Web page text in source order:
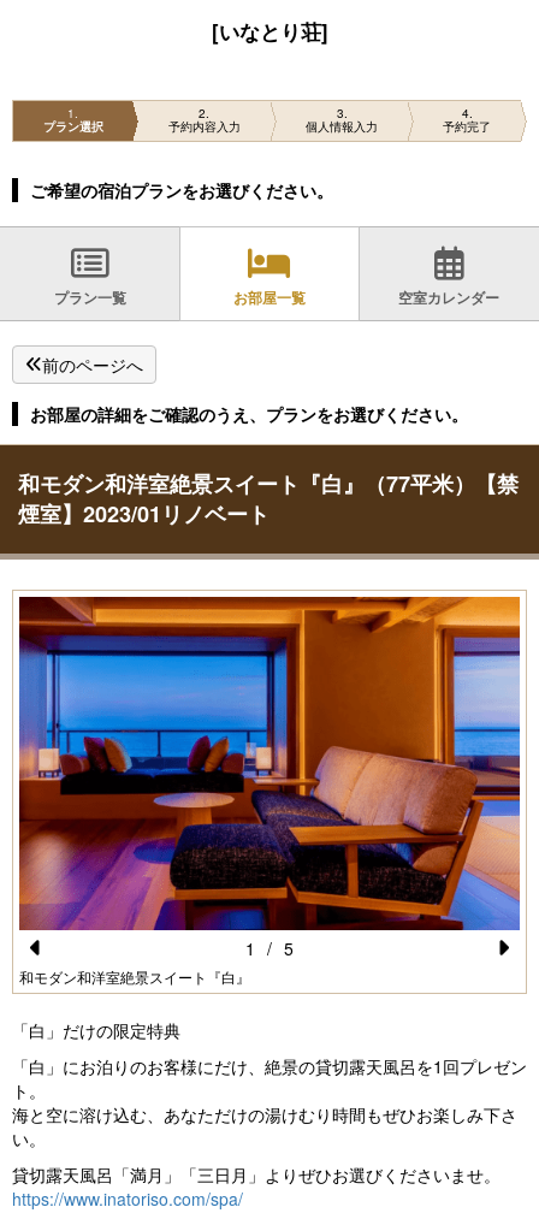
[いなとり荘]
1
プラン選択
2
予約内容入力
3
個人情報入力
4
予約完了
ご希望の宿泊プランをお選びください。
プラン一覧 お部屋一覧 空室カレンダー
前のページへ
お部屋の詳細をご確認のうえ、プランをお選びください。
和モダン和洋室絶景スイート『白』（77平米）【禁
煙室】2023/01リノベート
Pr
vi
o
u
和モダン和洋室絶景スイート『白』
1 / 5
「白」だけの限定特典
「白」にお泊りのお客様にだけ、絶景の貸切露天風呂を1回プレゼン
ト。
海と空に溶け込む、あなただけの湯けむり時間もぜひお楽しみ下さ
い。
貸切露天風呂「満月」「三日月」よりぜひお選びくださいませ。
https://www.inatoriso.com/spa/